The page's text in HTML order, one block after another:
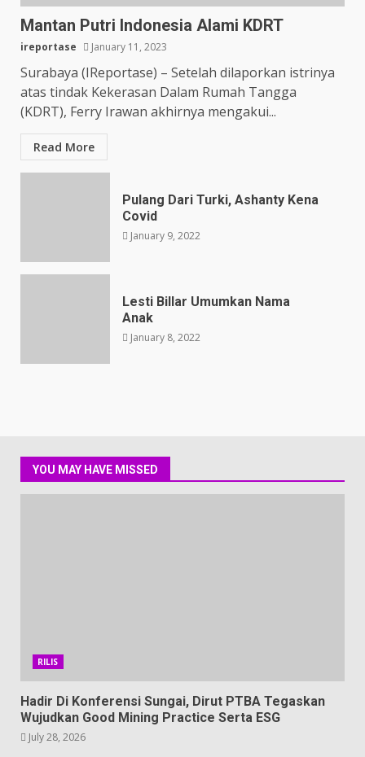
Mantan Putri Indonesia Alami KDRT
ireportase January 11, 2023
Surabaya (IReportase) – Setelah dilaporkan istrinya
atas tindak Kekerasan Dalam Rumah Tangga
(KDRT), Ferry Irawan akhirnya mengakui...
Read More
Pulang Dari Turki, Ashanty Kena
Covid
January 9, 2022
Lesti Billar Umumkan Nama
Anak
January 8, 2022
YOU MAY HAVE MISSED
RILIS
Hadir Di Konferensi Sungai, Dirut PTBA Tegaskan
Wujudkan Good Mining Practice Serta ESG
July 28, 2026